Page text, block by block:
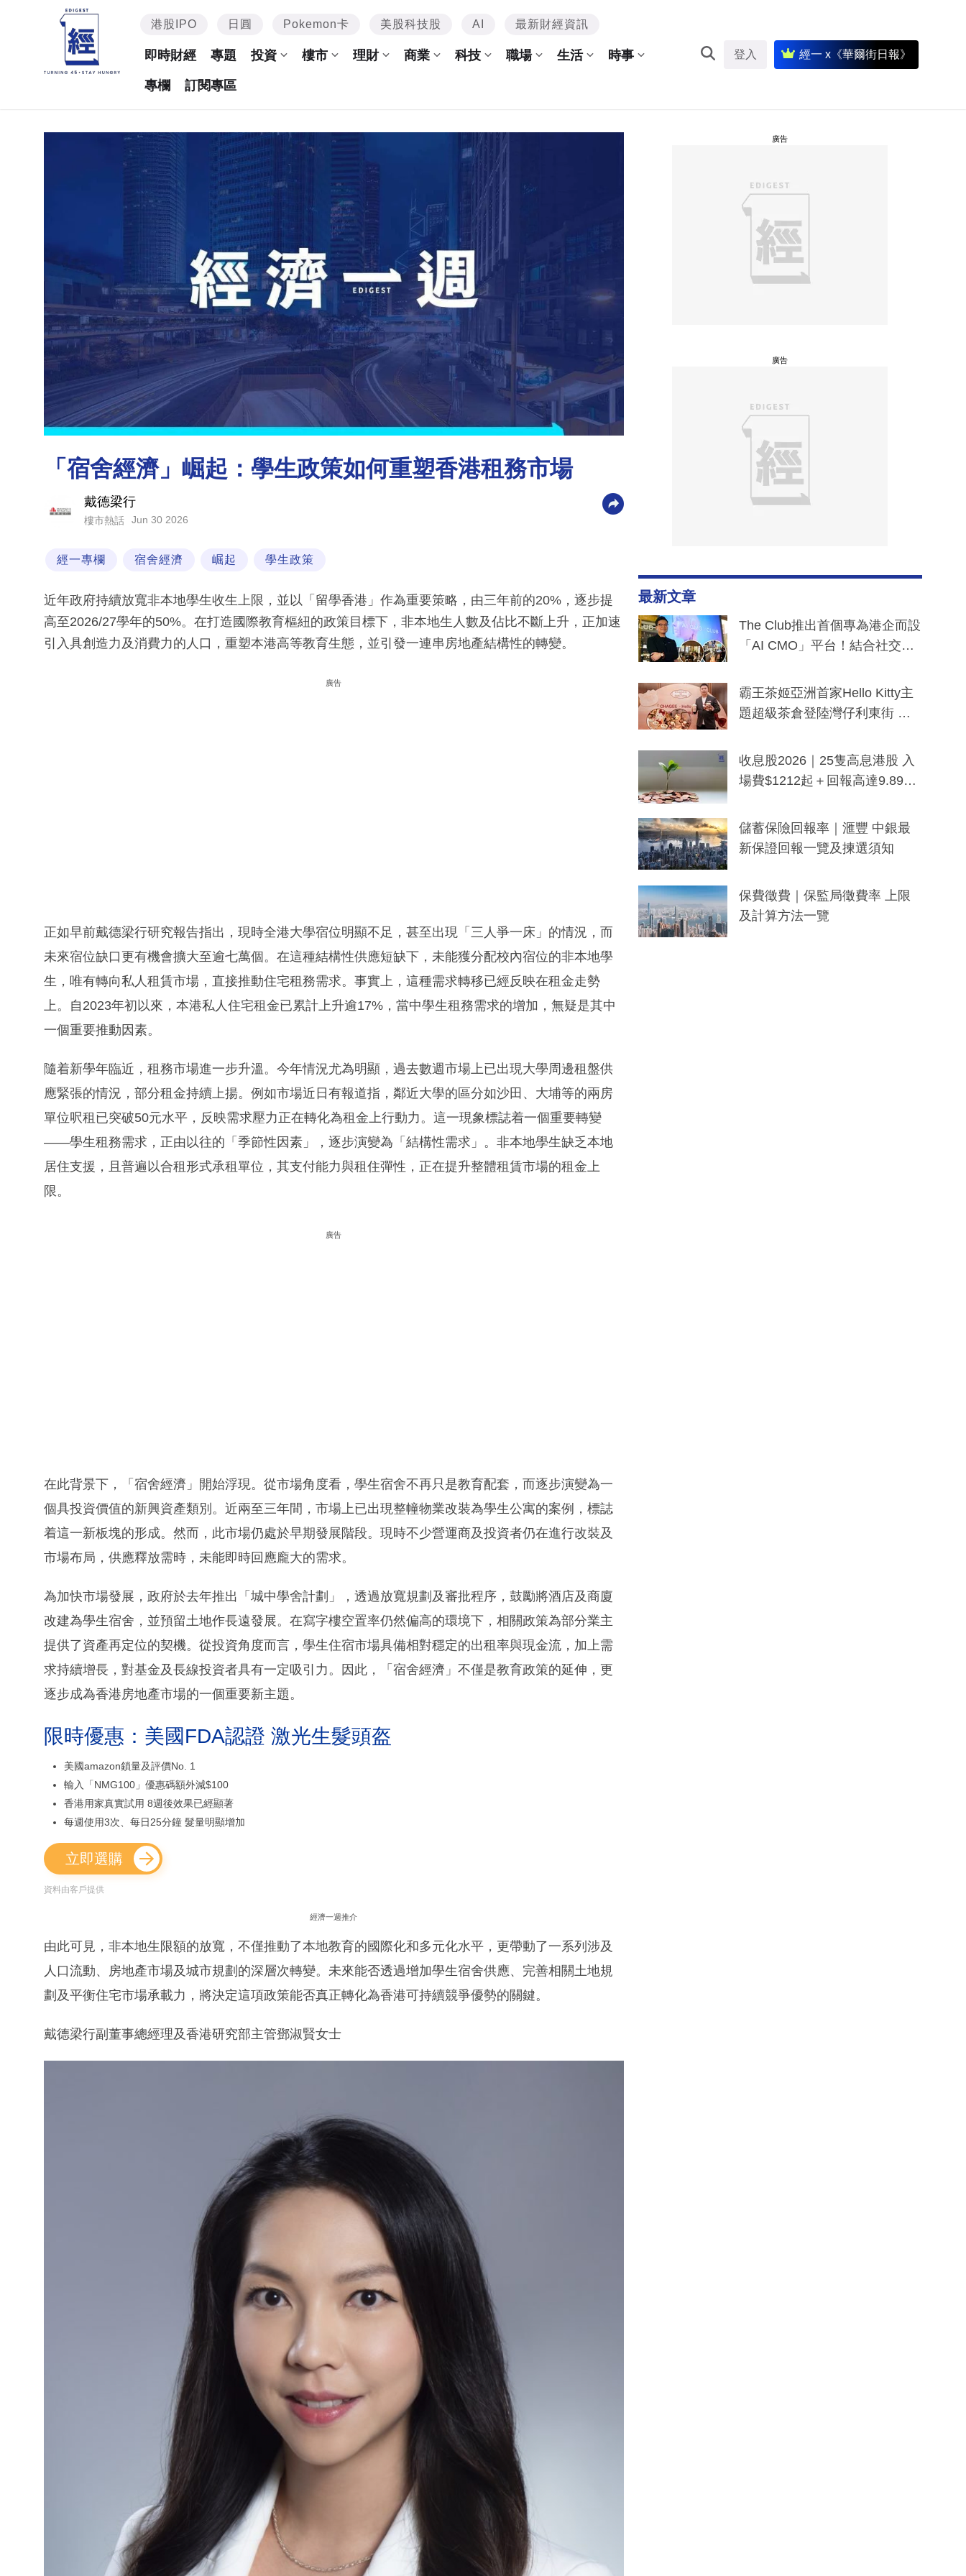
港股IPO 日圓 Pokemon卡 美股科技股 AI 最新財經資訊
即時財經 專題 投資 樓市 理財 商業 科技 職場 生活 時事
專欄 訂閱專區
登入 經一 x《華爾街日報》
「宿舍經濟」崛起：學生政策如何重塑香港租務市場
戴德梁行
樓市熱話 Jun 30 2026
經一專欄 宿舍經濟 崛起 學生政策
近年政府持續放寬非本地學生收生上限，並以「留學香港」作為重要策略，由三年前的20%，逐步提
高至2026/27學年的50%。在打造國際教育樞紐的政策目標下，非本地生人數及佔比不斷上升，正加速
引入具創造力及消費力的人口，重塑本港高等教育生態，並引發一連串房地產結構性的轉變。
廣告
正如早前戴德梁行研究報告指出，現時全港大學宿位明顯不足，甚至出現「三人爭一床」的情況，而
未來宿位缺口更有機會擴大至逾七萬個。在這種結構性供應短缺下，未能獲分配校內宿位的非本地學
生，唯有轉向私人租賃市場，直接推動住宅租務需求。事實上，這種需求轉移已經反映在租金走勢
上。自2023年初以來，本港私人住宅租金已累計上升逾17%，當中學生租務需求的增加，無疑是其中
一個重要推動因素。
隨着新學年臨近，租務市場進一步升溫。今年情況尤為明顯，過去數週市場上已出現大學周邊租盤供
應緊張的情況，部分租金持續上揚。例如市場近日有報道指，鄰近大學的區分如沙田、大埔等的兩房
單位呎租已突破50元水平，反映需求壓力正在轉化為租金上行動力。這一現象標誌着一個重要轉變
——學生租務需求，正由以往的「季節性因素」，逐步演變為「結構性需求」。非本地學生缺乏本地
居住支援，且普遍以合租形式承租單位，其支付能力與租住彈性，正在提升整體租賃市場的租金上
限。
廣告
在此背景下，「宿舍經濟」開始浮現。從市場角度看，學生宿舍不再只是教育配套，而逐步演變為一
個具投資價值的新興資產類別。近兩至三年間，市場上已出現整幢物業改裝為學生公寓的案例，標誌
着這一新板塊的形成。然而，此市場仍處於早期發展階段。現時不少營運商及投資者仍在進行改裝及
市場布局，供應釋放需時，未能即時回應龐大的需求。
為加快市場發展，政府於去年推出「城中學舍計劃」，透過放寬規劃及審批程序，鼓勵將酒店及商廈
改建為學生宿舍，並預留土地作長遠發展。在寫字樓空置率仍然偏高的環境下，相關政策為部分業主
提供了資產再定位的契機。從投資角度而言，學生住宿市場具備相對穩定的出租率與現金流，加上需
求持續增長，對基金及長線投資者具有一定吸引力。因此，「宿舍經濟」不僅是教育政策的延伸，更
逐步成為香港房地產市場的一個重要新主題。
限時優惠：美國FDA認證 激光生髮頭盔
美國amazon鎖量及評價No. 1
輸入「NMG100」優惠碼額外減$100
香港用家真實試用 8週後效果已經顯著
每週使用3次、每日25分鐘 髮量明顯增加
立即選購
資料由客戶提供
經濟一週推介
由此可見，非本地生限額的放寬，不僅推動了本地教育的國際化和多元化水平，更帶動了一系列涉及
人口流動、房地產市場及城市規劃的深層次轉變。未來能否透過增加學生宿舍供應、完善相關土地規
劃及平衡住宅市場承載力，將決定這項政策能否真正轉化為香港可持續競爭優勢的關鍵。
戴德梁行副董事總經理及香港研究部主管鄧淑賢女士
廣告
廣告
最新文章
The Club推出首個專為港企而設
「AI CMO」平台！結合社交聆
分鐘生成「貼地」宣傳短片
霸王茶姬亞洲首家Hello Kitty主
題超級茶倉登陸灣仔利東街 推
y及香港限定特調系列
收息股2026｜25隻高息港股 入
場費$1212起＋回報高達9.89
儲蓄保險回報率｜滙豐 中銀最
新保證回報一覽及揀選須知
保費徵費｜保監局徵費率 上限
及計算方法一覽